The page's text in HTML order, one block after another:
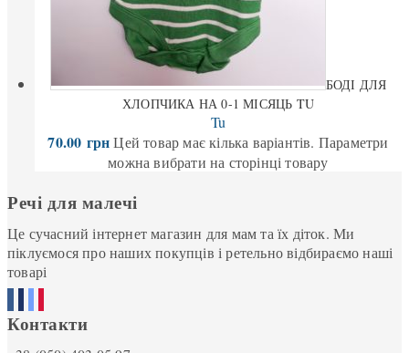
БОДІ ДЛЯ
ХЛОПЧИКА НА 0-1 МІСЯЦЬ TU
Tu
70.00 грн Цей товар має кілька варіантів. Параметри
можна вибрати на сторінці товару
Речі для малечі
Це сучасний інтернет магазин для мам та їх діток. Ми
піклуємося про наших покупців і ретельно відбираємо наші
товарі
Контакти